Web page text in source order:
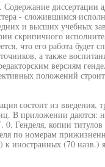
Содержание диссертации
- сложившимся
и высших учебных
скрипичного
что его работа будет
а также
версиям
положений
состоит из введения,
В приложении даются:
0. Генделя, копии
по номерам
к иностранных (70